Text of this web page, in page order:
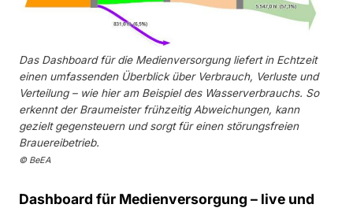
Das Dashboard für die Medienversorgung liefert in Echtzeit
einen umfassenden Überblick über Verbrauch, Verluste und
Verteilung – wie hier am Beispiel des Wasserverbrauchs. So
erkennt der Braumeister frühzeitig Abweichungen, kann
gezielt gegensteuern und sorgt für einen störungsfreien
Brauereibetrieb.
© BeEA
Dashboard für Medienversorgung – live und